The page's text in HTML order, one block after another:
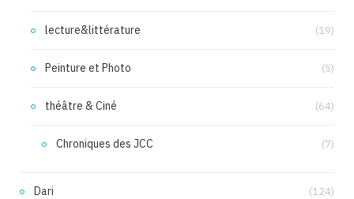
lecture&littérature (19)
Peinture et Photo (5)
théâtre & Ciné (64)
Chroniques des JCC (7)
Dari (124)